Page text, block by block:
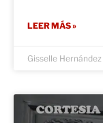
LEER MÁS »
Gisselle Hernández